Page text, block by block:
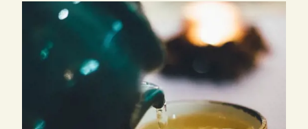
famosi.
Scoprite la meravigliosa selezione di tè verdi puri e
miscelati di Sensaterra e trovate il vostro nuovo tè
verde preferito!